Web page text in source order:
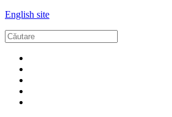
English site